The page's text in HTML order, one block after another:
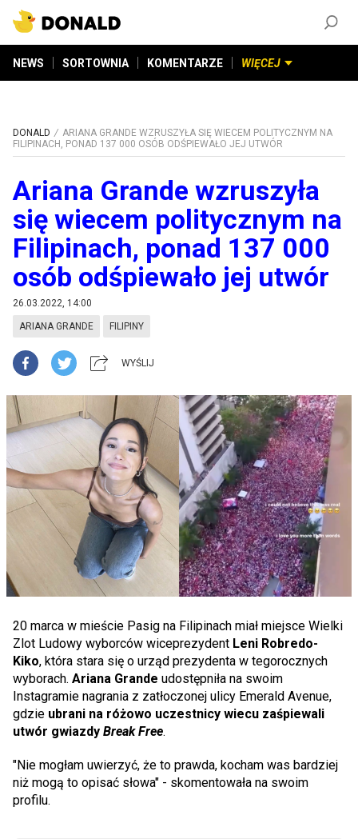
NEWS SORTOWNIA KOMENTARZE WIĘCEJ
DONALD
ARIANA GRANDE WZRUSZYŁA SIĘ WIECEM POLITYCZNYM NA
FILIPINACH, PONAD 137 000 OSÓB ODŚPIEWAŁO JEJ UTWÓR
Ariana Grande wzruszyła
się wiecem politycznym na
Filipinach, ponad 137 000
osób odśpiewało jej utwór
26.03.2022, 14:00
ARIANA GRANDE FILIPINY
WYŚLIJ
20 marca w mieście Pasig na Filipinach miał miejsce Wielki
Zlot Ludowy wyborców wiceprezydent Leni Robredo-
Kiko, która stara się o urząd prezydenta w tegorocznych
wyborach. Ariana Grande udostępniła na swoim
Instagramie nagrania z zatłoczonej ulicy Emerald Avenue,
gdzie ubrani na różowo uczestnicy wiecu zaśpiewali
utwór gwiazdy Break Free.
"Nie mogłam uwierzyć, że to prawda, kocham was bardziej
niż mogą to opisać słowa" - skomentowała na swoim
profilu.